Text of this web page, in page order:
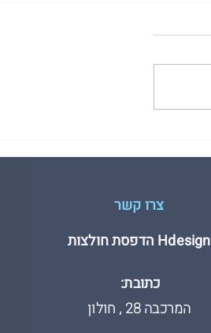
שמזמינים הדפסה על חולצות
צרו קשר
Hdesign הדפסת חולצות
כתובת:
המרכבה 28 , חולון